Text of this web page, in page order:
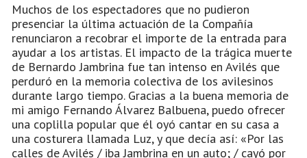
Muchos de los espectadores que no pudieron
presenciar la última actuación de la Compañía
renunciaron a recobrar el importe de la entrada para
ayudar a los artistas. El impacto de la trágica muerte
de Bernardo Jambrina fue tan intenso en Avilés que
perduró en la memoria colectiva de los avilesinos
durante largo tiempo. Gracias a la buena memoria de
mi amigo Fernando Álvarez Balbuena, puedo ofrecer
una coplilla popular que él oyó cantar en su casa a
una costurera llamada Luz, y que decía así: «Por las
calles de Avilés / iba Jambrina en un auto; / cayó por